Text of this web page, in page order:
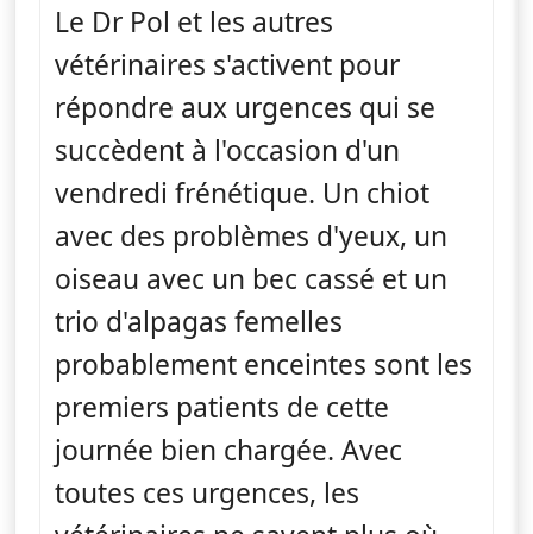
Le Dr Pol et les autres
vétérinaires s'activent pour
répondre aux urgences qui se
succèdent à l'occasion d'un
vendredi frénétique. Un chiot
avec des problèmes d'yeux, un
oiseau avec un bec cassé et un
trio d'alpagas femelles
probablement enceintes sont les
premiers patients de cette
journée bien chargée. Avec
toutes ces urgences, les